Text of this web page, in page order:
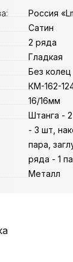
Россия
Сатин
2 ряда
Гладкая
Без колец
КМ-162-
16/16мм
Штанга -
- 3 шт,
пара,
ряда - 1
Металл